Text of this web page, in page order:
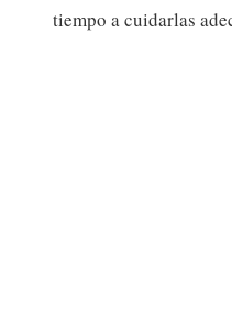
tiempo a cuidarlas